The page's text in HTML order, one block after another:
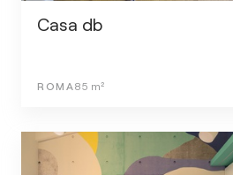
Casa db
ROMA 85 m²